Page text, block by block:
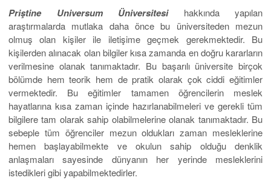
Priştine Universum Üniversitesihakkında yapılan
araştırmalarda mutlaka daha önce bu üniversiteden mezun
olmuş olan kişiler ile iletişime geçmek gerekmektedir. Bu
kişilerden alınacak olan bilgiler kısa zamanda en doğru kararların
verilmesine olanak tanımaktadır. Bu başarılı üniversite birçok
bölümde hem teorik hem de pratik olarak çok ciddi eğitimler
vermektedir. Bu eğitimler tamamen öğrencilerin meslek
hayatlarına kısa zaman içinde hazırlanabilmeleri ve gerekli tüm
bilgilere tam olarak sahip olabilmelerine olanak tanımaktadır. Bu
sebeple tüm öğrenciler mezun oldukları zaman mesleklerine
hemen başlayabilmekte ve okulun sahip olduğu denklik
anlaşmaları sayesinde dünyanın her yerinde mesleklerini
istedikleri gibi yapabilmektedirler.